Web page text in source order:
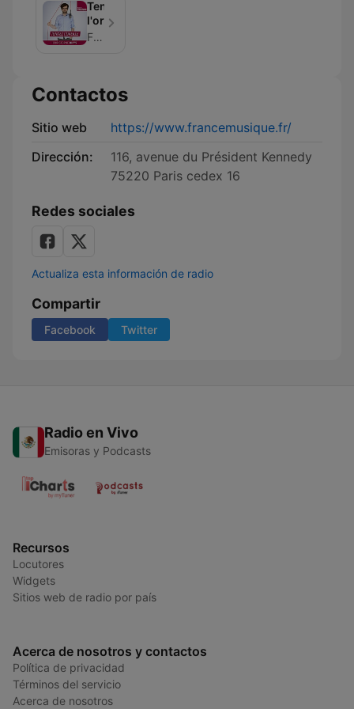
Tendez
l'oreille
France Musique
Contactos
Sitio web
https://www.francemusique.fr/
Dirección:
116, avenue du Président Kennedy
75220 Paris cedex 16
Redes sociales
Actualiza esta información de radio
Compartir
Facebook Twitter
Radio en Vivo
Emisoras y Podcasts
Recursos
Locutores
Widgets
Sitios web de radio por país
Acerca de nosotros y contactos
Política de privacidad
Términos del servicio
Acerca de nosotros